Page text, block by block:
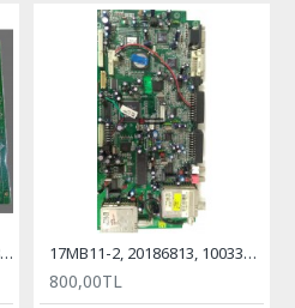
17MB35, 20456565, RTV40781, REGAL, VESTEL, ANA KART, MAİN BOARD 17MB11-2, 20186813, 10033547, Anakart, Main Board, VESTEL, Millenium, 32''
800,00TL